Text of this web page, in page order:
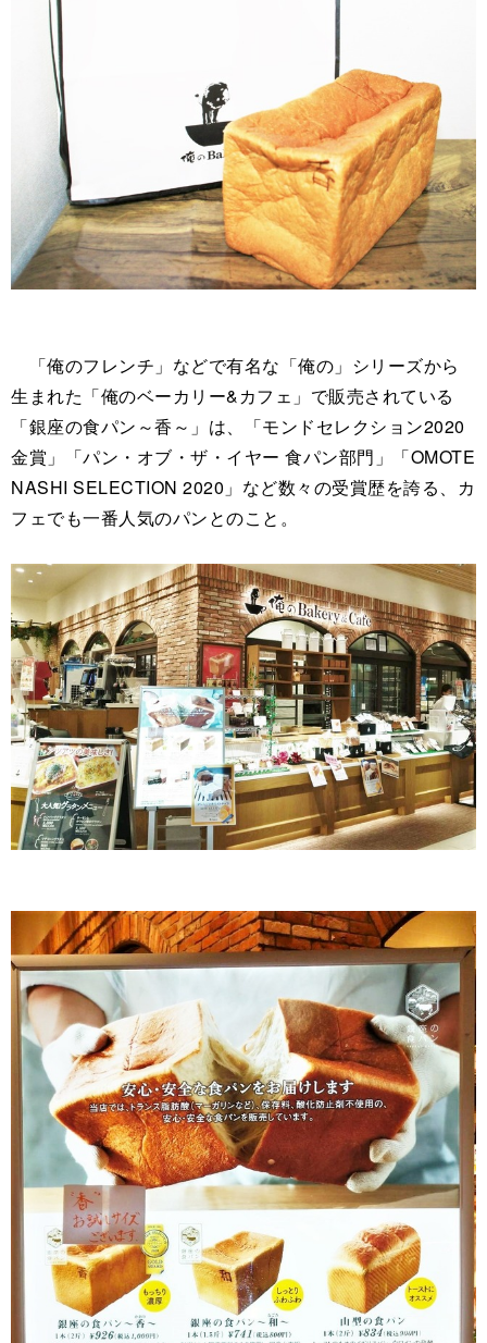
「俺のフレンチ」などで有名な「俺の」シリーズから
生まれた「俺のベーカリー&カフェ」で販売されている
「銀座の食パン～香～」は、「モンドセレクション2020
金賞」「パン・オブ・ザ・イヤー 食パン部門」「OMOTE
NASHI SELECTION 2020」など数々の受賞歴を誇る、カ
フェでも一番人気のパンとのこと。